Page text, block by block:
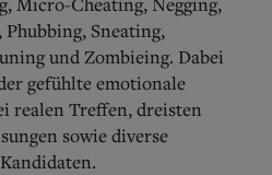
Sneating,
und Zombieing. Dabei
gefühlte emotionale
realen Treffen, dreisten
sowie diverse